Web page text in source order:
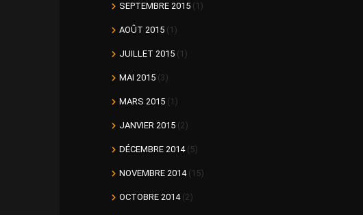
SEPTEMBRE 2015 (1)
AOÛT 2015 (1)
JUILLET 2015 (1)
MAI 2015 (3)
MARS 2015 (1)
JANVIER 2015 (2)
DÉCEMBRE 2014(5)
NOVEMBRE 2014(15)
OCTOBRE 2014(2)